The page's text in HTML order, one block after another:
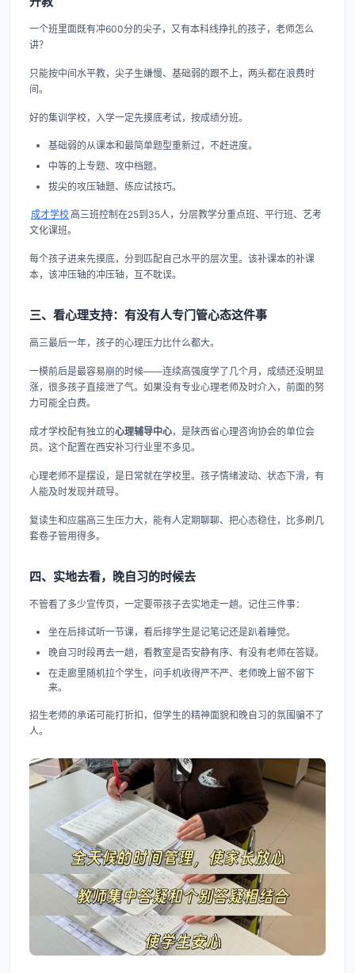
一个班里面既有冲600分的尖子，又有本科线挣扎的孩子，老师怎么
讲？
只能按中间水平教，尖子生嫌慢、基础弱的跟不上，两头都在浪费时
间。
好的集训学校，入学一定先摸底考试，按成绩分班。
基础弱的从课本和最简单题型重新过，不赶进度。
中等的上专题、攻中档题。
拔尖的攻压轴题、练应试技巧。
成才学校高三班控制在25到35人，分层教学分重点班、平行班、艺考
文化课班。
每个孩子进来先摸底，分到匹配自己水平的层次里。该补课本的补课
本，该冲压轴的冲压轴，互不耽误。
三、看心理支持：有没有人专门管心态这件事
高三最后一年，孩子的心理压力比什么都大。
一模前后是最容易崩的时候——连续高强度学了几个月，成绩还没明显
涨，很多孩子直接泄了气。如果没有专业心理老师及时介入，前面的努
力可能全白费。
成才学校配有独立的心理辅导中心，是陕西省心理咨询协会的单位会
员。这个配置在西安补习行业里不多见。
心理老师不是摆设，是日常就在学校里。孩子情绪波动、状态下滑，有
人能及时发现并疏导。
复读生和应届高三生压力大，能有人定期聊聊、把心态稳住，比多刷几
套卷子管用得多。
四、实地去看，晚自习的时候去
不管看了多少宣传页，一定要带孩子去实地走一趟。记住三件事：
坐在后排试听一节课，看后排学生是记笔记还是趴着睡觉。
晚自习时段再去一趟，看教室是否安静有序、有没有老师在答疑。
在走廊里随机拉个学生，问手机收得严不严、老师晚上留不留下
来。
招生老师的承诺可能打折扣，但学生的精神面貌和晚自习的氛围骗不了
人。